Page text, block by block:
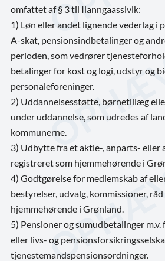
omfattet af § 3 til Ilanngaassivik:
1) Løn eller andet lignende vederlag i
A-skat, pensionsindbetalinger og
perioden, som vedrører
betalinger for kost og logi, udstyr og
personaleforeninger.
2) Uddannelsesstøtte, børnetillæg
under uddannelse, som udredes af
kommunerne.
3) Udbytte fra et aktie-, anparts- eller
registreret som hjemmehørende i
4) Godtgørelse for medlemskab af
bestyrelser, udvalg, kommissioner,
hjemmehørende i Grønland.
5) Pensioner og sumudbetalinger m.v.
eller livs- og
tjenestemandspensionsordninger.